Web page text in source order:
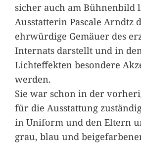
sicher auch am Bühnenbild
Ausstatterin Pascale Arndtz
ehrwürdige Gemäuer des
Internats darstellt und in
Lichteffekten besondere
werden.
Sie war schon in der
für die Ausstattung
in Uniform und den Eltern
grau, blau und